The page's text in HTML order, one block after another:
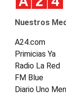
Nuestros
A24.com
Primicias Ya
Radio La Red
FM Blue
Diario Uno